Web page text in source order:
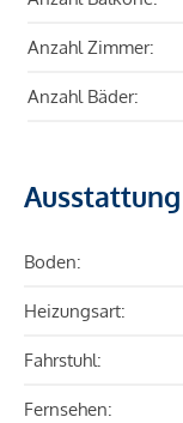
Anzahl Zimmer:
Anzahl Bäder:
Ausstattung
Boden:
Heizungsart:
Fahrstuhl:
Fernsehen: